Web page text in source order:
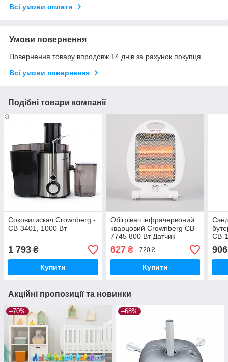
Всі умови оплати
Умови повернення
Повернення товару впродовж 14 днів за рахунок покупця
Всі умови повернення
Подібні товари компанії
Соковитискач Crownberg -
CB-3401, 1000 Вт
1 793 ₴
Купити
Обігрівач інфрачервоний
кварцовий Crownberg CB-
7745 800 Вт Датчик
Перекидання
627₴ 720 ₴
Купити
CB-
906
Акційні пропозиції та новинки
–70% –68%